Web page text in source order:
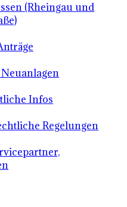
(Rheingau und
Infos
Regelungen